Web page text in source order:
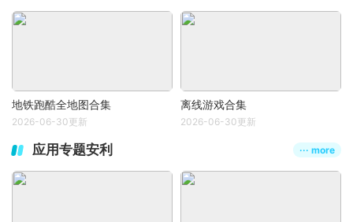
地铁跑酷全地图合集
2026-06-30更新
离线游戏合集
2026-06-30更新
应用专题安利 ··· more